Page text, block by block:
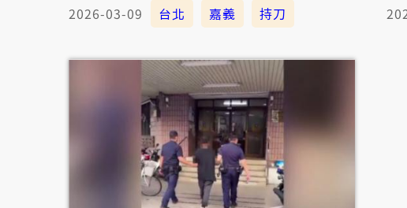
2026-03-09 台北 嘉義 持刀